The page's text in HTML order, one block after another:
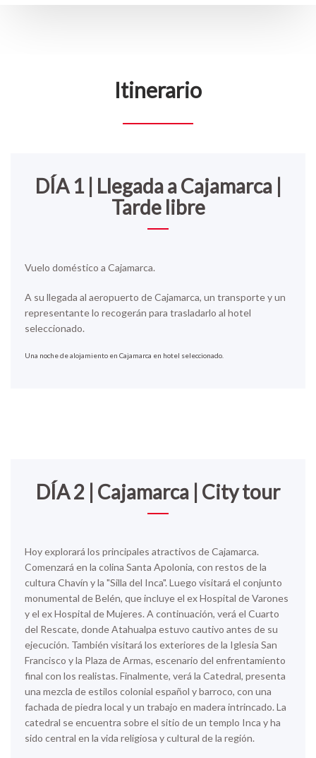
Itinerario
DÍA 1 | Llegada a Cajamarca |
Tarde libre
Vuelo doméstico a Cajamarca.
A su llegada al aeropuerto de Cajamarca, un transporte y un
representante lo recogerán para trasladarlo al hotel
seleccionado.
Una noche de alojamiento en Cajamarca en hotel seleccionado.
DÍA 2 | Cajamarca | City tour
Hoy explorará los principales atractivos de Cajamarca.
Comenzará en la colina Santa Apolonia, con restos de la
cultura Chavín y la "Silla del Inca". Luego visitará el conjunto
monumental de Belén, que incluye el ex Hospital de Varones
y el ex Hospital de Mujeres. A continuación, verá el Cuarto
del Rescate, donde Atahualpa estuvo cautivo antes de su
ejecución. También visitará los exteriores de la Iglesia San
Francisco y la Plaza de Armas, escenario del enfrentamiento
final con los realistas. Finalmente, verá la Catedral, presenta
una mezcla de estilos colonial español y barroco, con una
fachada de piedra local y un trabajo en madera intrincado. La
catedral se encuentra sobre el sitio de un templo Inca y ha
sido central en la vida religiosa y cultural de la región.